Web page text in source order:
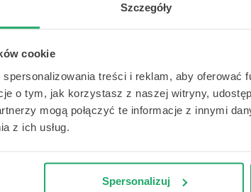
Szczegóły
cookie
treści i reklam, aby oferować
o tym, jak korzystasz z naszej witryny,
mogą połączyć te informacje z innymi
z ich usług.
Spersonalizuj
choroby, których objawami
można spróbować złagodzić objawy
powodują wzdęcia i stosowanie naturalnych
jednak wzdęcia są uciążliwe i występują
celu ustalenia przyczyny i wdrożenia
układu pokarmowego. Niektóre z nich to: